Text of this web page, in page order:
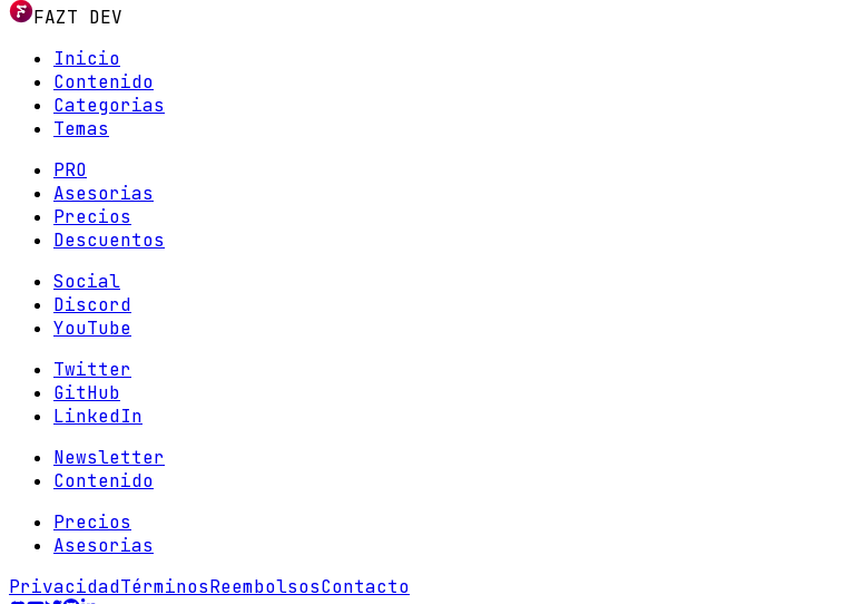
FAZT DEV
Inicio
Contenido
Categorias
Temas
PRO
Asesorias
Precios
Descuentos
Social
Discord
YouTube
Twitter
GitHub
LinkedIn
Newsletter
Contenido
Precios
Asesorias
PrivacidadTérminosReembolsosContacto